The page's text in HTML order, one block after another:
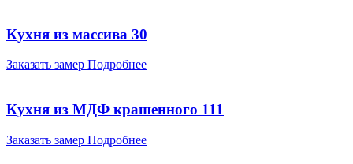
Кухня из массива 30
Заказать замер Подробнее
Кухня из МДФ крашенного 111
Заказать замер Подробнее